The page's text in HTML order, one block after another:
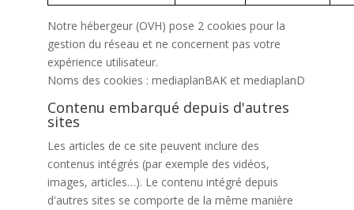
Notre hébergeur (OVH) pose 2 cookies pour la
gestion du réseau et ne concernent pas votre
expérience utilisateur.
Noms des cookies : mediaplanBAK et mediaplanD
Contenu embarqué depuis d'autres
sites
Les articles de ce site peuvent inclure des
contenus intégrés (par exemple des vidéos,
images, articles…). Le contenu intégré depuis
d'autres sites se comporte de la même manière